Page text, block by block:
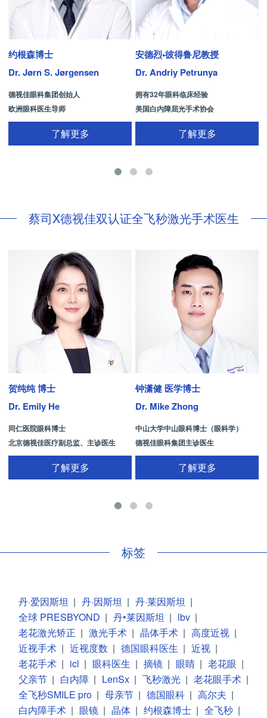
约根森博士
Dr. Jørn S. Jørgensen
德视佳眼科集团创始人
欧洲眼科医生导师
拥有35年眼科从业经历
了解更多
安德烈•彼得鲁尼教授
Dr. Andriy Petrunya
拥有32年眼科临床经验
美国白内障屈光手术协会
国际屈光手术协会(ISRS)
26项发明专利[青光眼手术/葡萄膜炎/斜
了解更多
蔡司X德视佳双认证全飞秒激光手术医生
贺纯纯 博士
Dr. Emily He
同仁医院眼科博士
北京德视佳医疗副总监、主诊医生
了解更多
钟潇健 医学博士
Dr. Mike Zhong
中山大学中山眼科博士（眼科学）
德视佳眼科集团主诊医生
了解更多
标签
丹·爱因斯坦 | 丹·因斯坦 | 丹·莱因斯坦 |
全球 PRESBYOND | 丹•莱因斯坦 | lbv |
老花激光矫正 | 激光手术 | 晶体手术 | 高度近视 |
近视手术 | 近视度数 | 德国眼科医生 | 近视 |
老花手术 | icl | 眼科医生 | 摘镜 | 眼睛 | 老花眼 |
父亲节 | 白内障 | LenSx | 飞秒激光 | 老花眼手术 |
全飞秒SMILE pro | 母亲节 | 德国眼科 | 高尔夫 |
白内障手术 | 眼镜 | 晶体 | 约根森博士 | 全飞秒 |